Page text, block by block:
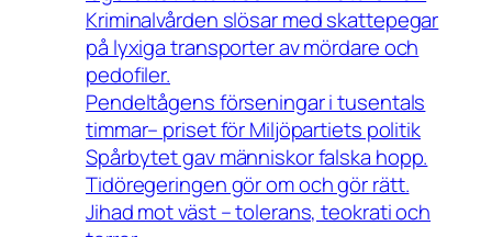
Kriminalvården slösar med skattepegar
på lyxiga transporter av mördare och
pedofiler.
Pendeltågens förseningar i tusentals
timmar– priset för Miljöpartiets politik
Spårbytet gav människor falska hopp.
Tidöregeringen gör om och gör rätt.
Jihad mot väst – tolerans, teokrati och